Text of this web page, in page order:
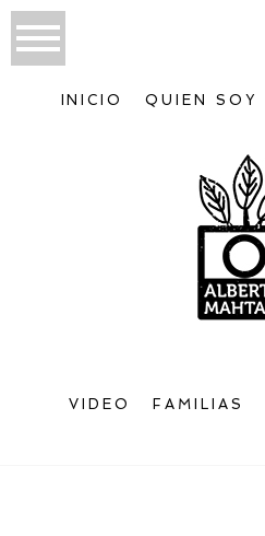
INICIO QUIEN SOY
VIDEO FAMILIAS